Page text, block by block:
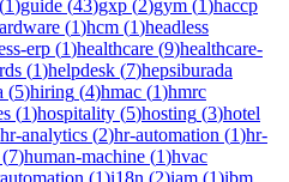
(1)guide (43)gxp (2)gym (1)haccp
(1)hcm (1)headless
erp (1)healthcare (9)healthcare-
(1)helpdesk (7)hepsiburada
(5)hiring (4)hmac (1)hmrc
(1)hospitality (5)hosting (3)hotel
hr-analytics (2)hr-automation (1)hr-
(7)human-machine (1)hvac
(1)i18n (2)iam (1)ibm